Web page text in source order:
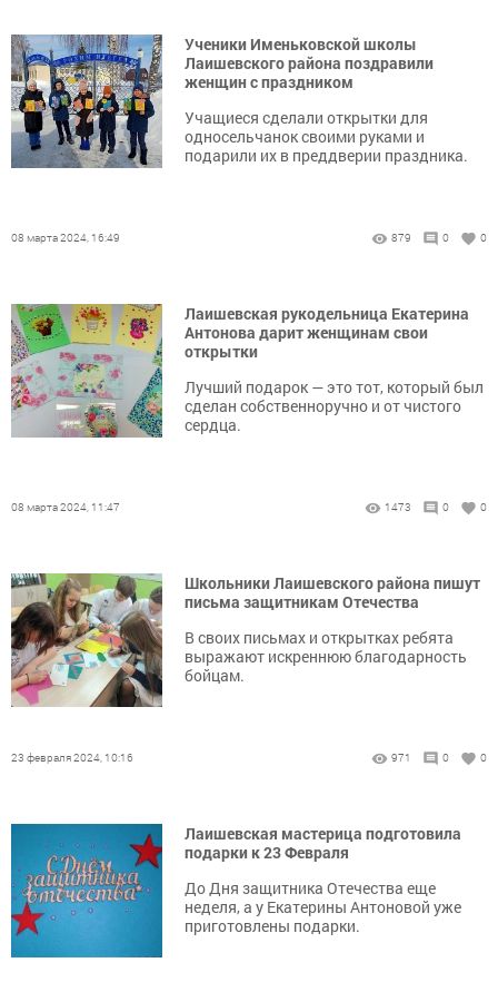
Ученики Именьковской школы
Лаишевского района поздравили
женщин с праздником
Учащиеся сделали открытки для
односельчанок своими руками и
подарили их в преддверии праздника.
08 марта 2024, 16:49 879 0 0
Лаишевская рукодельница Екатерина
Антонова дарит женщинам свои
открытки
Лучший подарок — это тот, который был
сделан собственноручно и от чистого
сердца.
08 марта 2024, 11:47 1473 0 0
Школьники Лаишевского района пишут
письма защитникам Отечества
В своих письмах и открытках ребята
выражают искреннюю благодарность
бойцам.
23 февраля 2024, 10:16 971 0 0
Лаишевская мастерица подготовила
подарки к 23 Февраля
До Дня защитника Отечества еще
неделя, а у Екатерины Антоновой уже
приготовлены подарки.